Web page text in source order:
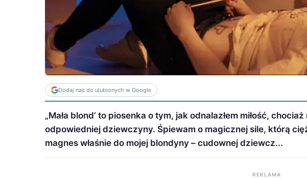
Dodaj nas do ulubionych w Google
„Mała blond’ to piosenka o tym, jak odnalazłem miłość,
odpowiedniej dziewczyny. Śpiewam o magicznej sile, którą
magnes właśnie do mojej blondyny – cudownej dziewcz...
REKLAMA